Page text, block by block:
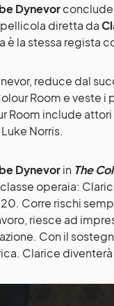
Dynevorconclude
diretta da
è la stessa regista
reduce dal
Room e veste
Room include
Norris.
Dynevorin The
operaia:
Corre rischi
riesce ad
Con il
Clarice